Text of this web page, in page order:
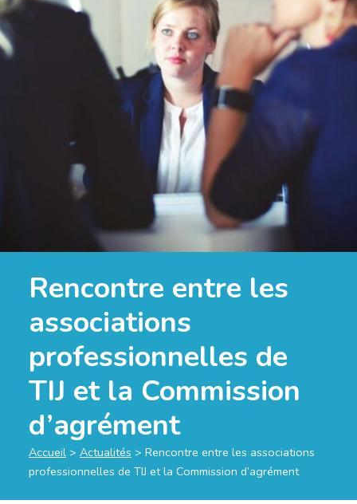
Rencontre entre les
associations
professionnelles de
TIJ et la Commission
d’agrément
Accueil > Actualités > Rencontre entre les associations
professionnelles de TIJ et la Commission d’agrément